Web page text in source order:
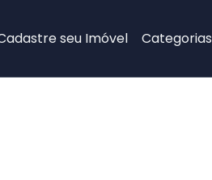
Categorias
seu Imóvel